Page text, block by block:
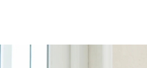
トピックス